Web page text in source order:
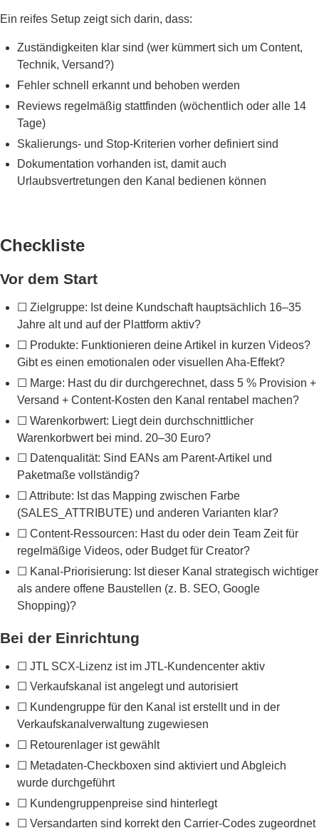
Ein reifes Setup zeigt sich darin, dass:
Zuständigkeiten klar sind (wer kümmert sich um Content,
Technik, Versand?)
Fehler schnell erkannt und behoben werden
Reviews regelmäßig stattfinden (wöchentlich oder alle 14
Tage)
Skalierungs- und Stop-Kriterien vorher definiert sind
Dokumentation vorhanden ist, damit auch
Urlaubsvertretungen den Kanal bedienen können
Checkliste
Vor dem Start
☐ Zielgruppe: Ist deine Kundschaft hauptsächlich 16–35
Jahre alt und auf der Plattform aktiv?
☐ Produkte: Funktionieren deine Artikel in kurzen Videos?
Gibt es einen emotionalen oder visuellen Aha-Effekt?
☐ Marge: Hast du dir durchgerechnet, dass 5 % Provision +
Versand + Content-Kosten den Kanal rentabel machen?
☐ Warenkorbwert: Liegt dein durchschnittlicher
Warenkorbwert bei mind. 20–30 Euro?
☐ Datenqualität: Sind EANs am Parent-Artikel und
Paketmaße vollständig?
☐ Attribute: Ist das Mapping zwischen Farbe
(SALES_ATTRIBUTE) und anderen Varianten klar?
☐ Content-Ressourcen: Hast du oder dein Team Zeit für
regelmäßige Videos, oder Budget für Creator?
☐ Kanal-Priorisierung: Ist dieser Kanal strategisch wichtiger
als andere offene Baustellen (z. B. SEO, Google
Shopping)?
Bei der Einrichtung
☐ JTL SCX-Lizenz ist im JTL-Kundencenter aktiv
☐ Verkaufskanal ist angelegt und autorisiert
☐ Kundengruppe für den Kanal ist erstellt und in der
Verkaufskanalverwaltung zugewiesen
☐ Retourenlager ist gewählt
☐ Metadaten-Checkboxen sind aktiviert und Abgleich
wurde durchgeführt
☐ Kundengruppenpreise sind hinterlegt
☐ Versandarten sind korrekt den Carrier-Codes zugeordnet